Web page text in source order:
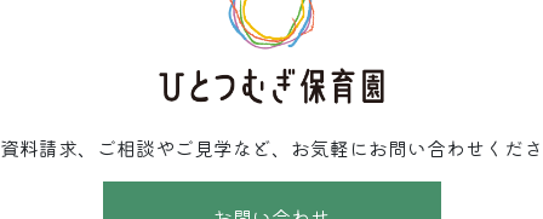
料請求、ご相談やご見学など、お気軽にお問い合わせくだ